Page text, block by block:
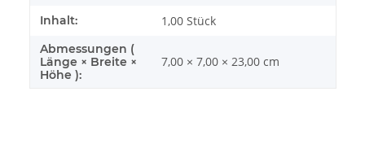
Inhalt: 1,00 Stück
Abmessungen (
Länge × Breite ×
Höhe ):
7,00 × 7,00 × 23,00 cm